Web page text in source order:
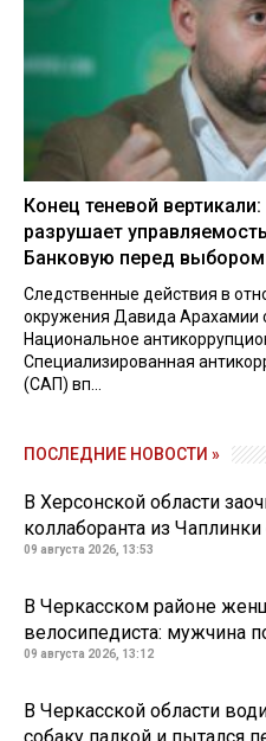
Конец теневой
разрушает
Банковую перед выбором
Следственные действия в
окружения Давида Арахамии
Национальное
Специализированная
(САП) вп...
ПОСЛЕДНИЕ НОВОСТИ »
В Херсонской области
коллаборанта из
09 августа 2026, 13:53
В Черкасском районе
велосипедиста: мужчина
09 августа 2026, 13:12
В Черкасской области